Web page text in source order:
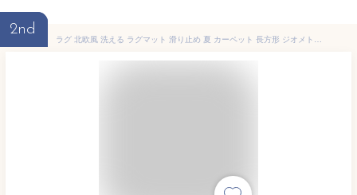
2nd
ラグ 北欧風 洗える ラグマット 滑り止め 夏 カーペット 長方形 ジオメトリ柄 オシャレ シンプル 折り畳み 絨毯 薄型 マイクロファイバー ホットカーペット対応 リビング お手入れ簡単 防臭 防ダニ 防音 オールシーズン RaogtCYU